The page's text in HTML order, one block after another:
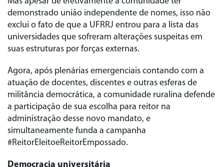
demonstrado união independente de nomes, isso não
exclui o fato de que a UFRRJ entrou para a lista das
universidades que sofreram alterações suspeitas em
suas estruturas por forças externas.
Agora, após plenárias emergenciais contando com a
atuação de docentes, discentes e outras esferas de
militância democrática, a comunidade ruralina defende
a participação de sua escolha para reitor na
administração desse novo mandato, e
simultaneamente funda a campanha
#ReitorEleitoeReitorEmpossado.
Democracia universitária